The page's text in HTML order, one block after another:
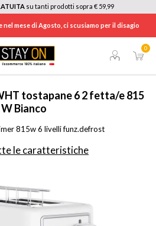
su tanti prodotti sopra € 59,99
mese di Agosto, ci scusiamo per il disagio
0
/ ELETTRODOMESTICI DA CUCINA
tostapane 6 2 fetta/e 815
W Bianco
815w 6 livelli funz.defrost
le caratteristiche